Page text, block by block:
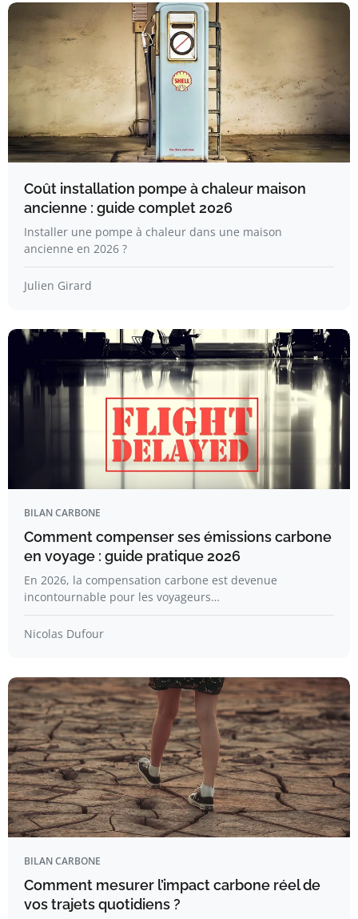
Coût installation pompe à chaleur maison
ancienne : guide complet 2026
Installer une pompe à chaleur dans une maison
ancienne en 2026 ?
Julien Girard
BILAN CARBONE
Comment compenser ses émissions carbone
en voyage : guide pratique 2026
En 2026, la compensation carbone est devenue
incontournable pour les voyageurs…
Nicolas Dufour
BILAN CARBONE
Comment mesurer l’impact carbone réel de
vos trajets quotidiens ?